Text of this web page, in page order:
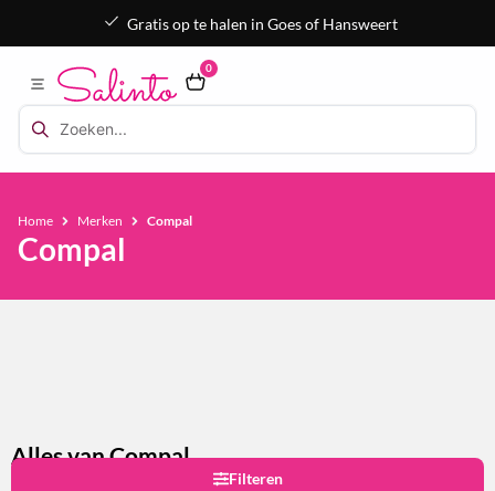
Gratis op te halen in Goes of Hansweert
0
Home Merken Compal
Compal
Alles van Compal
Filteren